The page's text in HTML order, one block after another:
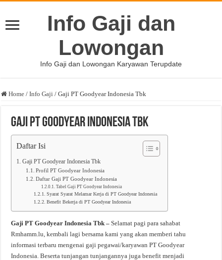
Info Gaji dan
Lowongan
Info Gaji dan Lowongan Karyawan Terupdate
Home / Info Gaji / Gaji PT Goodyear Indonesia Tbk
Gaji PT Goodyear Indonesia Tbk
Daftar Isi
Gaji PT Goodyear Indonesia Tbk
Profil PT Goodyear Indonesia
Daftar Gaji PT Goodyear Indonesia
Tabel Gaji PT Goodyear Indonesia
Syarat Syarat Melamar Kerja di PT Goodyear Indonesia
Benefit Bekerja di PT Goodyear Indonesia
Gaji PT Goodyear Indonesia Tbk –Selamat pagi para sahabat
Rmhamm.lu, kembali lagi bersama kami yang akan memberi tahu
informasi terbaru mengenai gaji pegawai/karyawan PT Goodyear
Indonesia. Beserta tunjangan tunjangannya juga benefit menjadi